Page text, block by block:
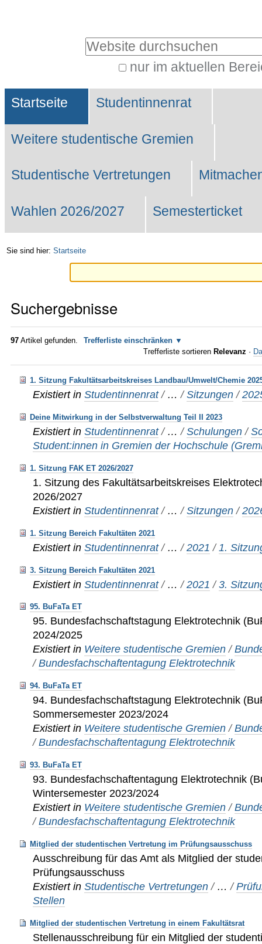
Website durchsuchen
nur im aktuellen
Suche…
Sektionen
Startseite Studentinnenrat
Weitere studentische Gremien
Studentische Vertretungen
Wahlen 2026/2027 Semesterticket
Sie sind hier: Startseite
Suchergebnisse
97 Artikel gefunden.
Trefferliste einschränken
Trefferliste sortieren Relevanz ·
1. Sitzung Fakultätsarbeitskreises Landbau/Umwelt/Chemie
Existiert in Studentinnenrat / …/Sitzungen /
Deine Mitwirkung in der Selbstverwaltung Teil II 2023
Existiert in Studentinnenrat / …/Schulungen /
Student:innen in Gremien der Hochschule
1. Sitzung FAK ET 2026/2027
1. Sitzung des Fakultätsarbeitskreises
2026/2027
Existiert in Studentinnenrat / …/Sitzungen /
1. Sitzung Bereich Fakultäten 2021
Existiert in Studentinnenrat / …/2021 / 1.
3. Sitzung Bereich Fakultäten 2021
Existiert in Studentinnenrat / …/2021 /3.
95. BuFaTa ET
95. Bundesfachschaftstagung Elektrotechnik
2024/2025
Existiert in Weitere studentische Gremien /
/Bundesfachschaftentagung Elektrotechnik
94. BuFaTa ET
94. Bundesfachschaftstagung Elektrotechnik
Sommersemester 2023/2024
Existiert in Weitere studentische Gremien /
/Bundesfachschaftentagung Elektrotechnik
93. BuFaTa ET
93. Bundesfachschaftentagung Elektrotechnik
Wintersemester 2023/2024
Existiert in Weitere studentische Gremien /
/Bundesfachschaftentagung Elektrotechnik
Mitglied der studentischen Vertretung im Prüfungsausschuss
Ausschreibung für das Amt als Mitglied der
Prüfungsausschuss
Existiert in Studentische Vertretungen / …/
Stellen
Mitglied der studentischen Vertretung in einem Fakultätsrat
Stellenausschreibung für ein Mitglied der